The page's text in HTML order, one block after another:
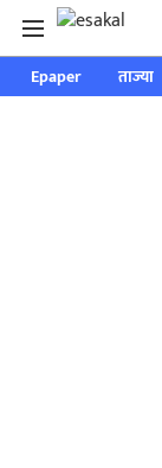
Epaper ताज्या